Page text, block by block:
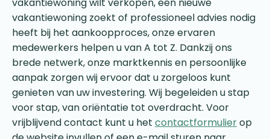
vakantiewoning zoekt of professioneel advies nodig
heeft bij het aankoopproces, onze ervaren
medewerkers helpen u van A tot Z. Dankzij ons
brede netwerk, onze marktkennis en persoonlijke
aanpak zorgen wij ervoor dat u zorgeloos kunt
genieten van uw investering. Wij begeleiden u stap
voor stap, van oriëntatie tot overdracht. Voor
vrijblijvend contact kunt u het contactformulierop